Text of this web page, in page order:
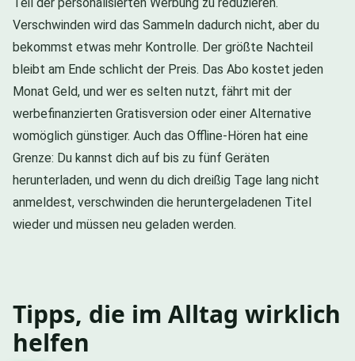
Verschwinden wird das Sammeln dadurch nicht, aber du
bekommst etwas mehr Kontrolle. Der größte Nachteil
bleibt am Ende schlicht der Preis. Das Abo kostet jeden
Monat Geld, und wer es selten nutzt, fährt mit der
werbefinanzierten Gratisversion oder einer Alternative
womöglich günstiger. Auch das Offline-Hören hat eine
Grenze: Du kannst dich auf bis zu fünf Geräten
herunterladen, und wenn du dich dreißig Tage lang nicht
anmeldest, verschwinden die heruntergeladenen Titel
wieder und müssen neu geladen werden.
Tipps, die im Alltag wirklich
helfen